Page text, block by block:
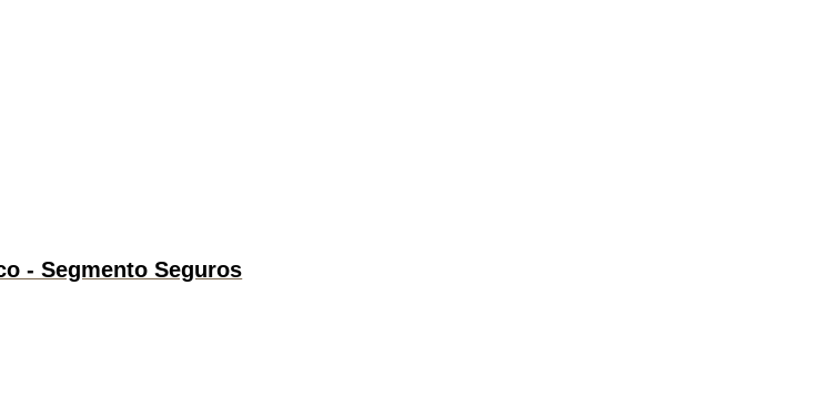
- Segmento Seguros